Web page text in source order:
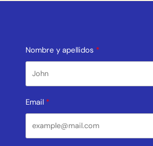
Nombre y apellidos
Email